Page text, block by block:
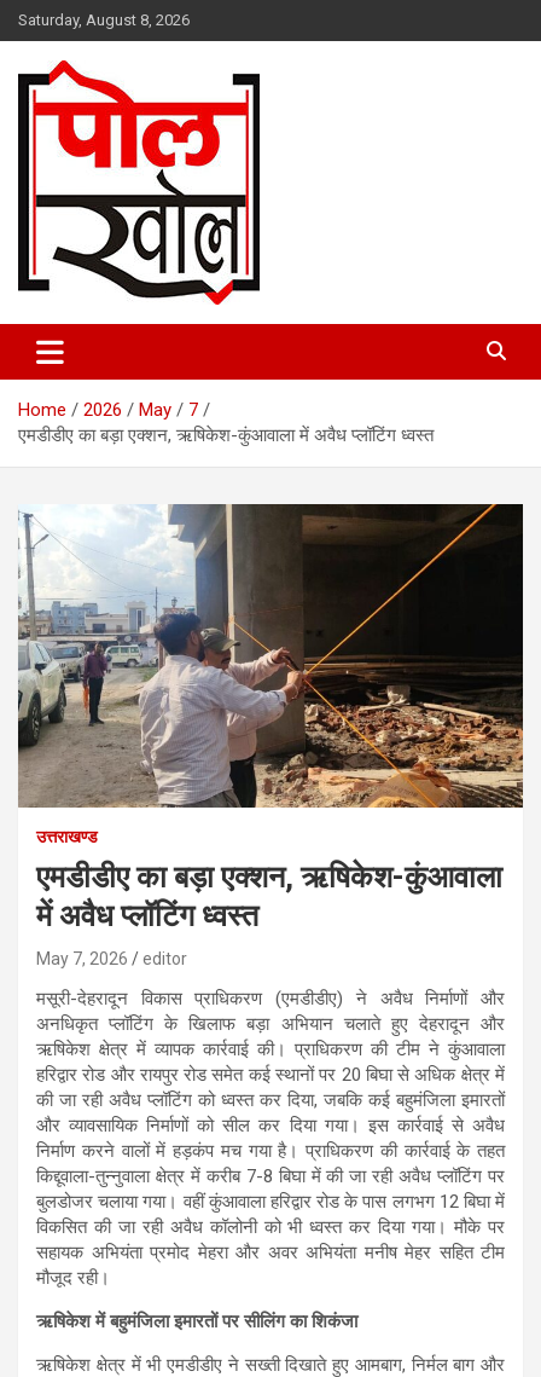
Skip
to
content
Saturday, August 8, 2026
Polkhol
Home 2026 May
7
एमडीडीए का बड़ा एक्शन, ऋषिकेश-कुंआवाला में अवैध प्लॉटिंग ध्वस्त
उत्तराखण्ड
एमडीडीए का बड़ा एक्शन, ऋषिकेश-कुंआवाला
में अवैध प्लॉटिंग ध्वस्त
May 7, 2026 editor
मसूरी-देहरादून विकास प्राधिकरण (एमडीडीए) ने अवैध निर्माणों और
अनधिकृत प्लॉटिंग के खिलाफ बड़ा अभियान चलाते हुए देहरादून और
ऋषिकेश क्षेत्र में व्यापक कार्रवाई की। प्राधिकरण की टीम ने कुंआवाला
हरिद्वार रोड और रायपुर रोड समेत कई स्थानों पर 20 बिघा से अधिक क्षेत्र में
की जा रही अवैध प्लॉटिंग को ध्वस्त कर दिया, जबकि कई बहुमंजिला इमारतों
और व्यावसायिक निर्माणों को सील कर दिया गया। इस कार्रवाई से अवैध
निर्माण करने वालों में हड़कंप मच गया है। प्राधिकरण की कार्रवाई के तहत
किद्दूवाला-तुन्नुवाला क्षेत्र में करीब 7-8 बिघा में की जा रही अवैध प्लॉटिंग पर
बुलडोजर चलाया गया। वहीं कुंआवाला हरिद्वार रोड के पास लगभग 12 बिघा में
विकसित की जा रही अवैध कॉलोनी को भी ध्वस्त कर दिया गया। मौके पर
सहायक अभियंता प्रमोद मेहरा और अवर अभियंता मनीष मेहर सहित टीम
मौजूद रही।
ऋषिकेश में बहुमंजिला इमारतों पर सीलिंग का शिकंजा
ऋषिकेश क्षेत्र में भी एमडीडीए ने सख्ती दिखाते हुए आमबाग, निर्मल बाग और